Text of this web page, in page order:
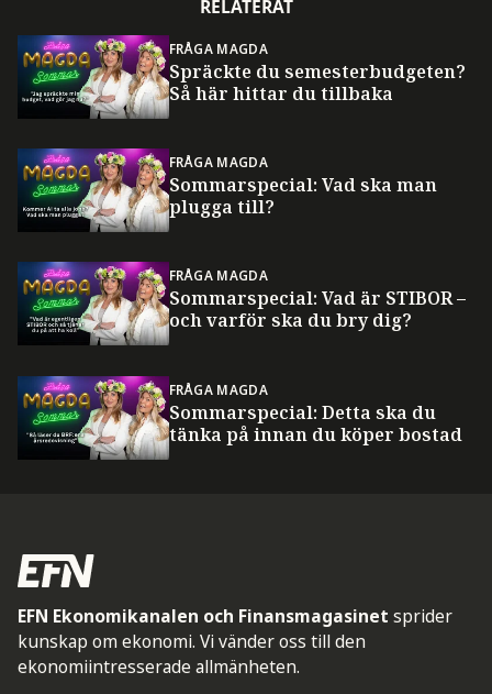
RELATERAT
FRÅGA MAGDA
Spräckte du semesterbudgeten?
Så här hittar du tillbaka
FRÅGA MAGDA
Sommarspecial: Vad ska man
plugga till?
FRÅGA MAGDA
Sommarspecial: Vad är STIBOR –
och varför ska du bry dig?
FRÅGA MAGDA
Sommarspecial: Detta ska du
tänka på innan du köper bostad
EFN Ekonomikanalen och Finansmagasinet sprider
kunskap om ekonomi. Vi vänder oss till den
ekonomiintresserade allmänheten.